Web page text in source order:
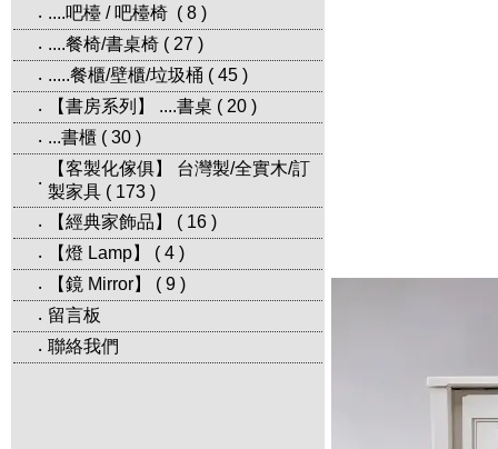
‧ ....吧檯 / 吧檯椅 ( 8 )
‧ ....餐椅/書桌椅 ( 27 )
‧ .....餐櫃/壁櫃/垃圾桶 ( 45 )
‧
【書房系列】 ....書桌 ( 20 )
‧ ...書櫃 ( 30 )
‧
【客製化傢俱】 台灣製/全實木/訂
製家具 ( 173 )
‧
【經典家飾品】 ( 16 )
‧
【燈 Lamp】 ( 4 )
‧
【鏡 Mirror】 ( 9 )
‧ 留言板
‧ 聯絡我們